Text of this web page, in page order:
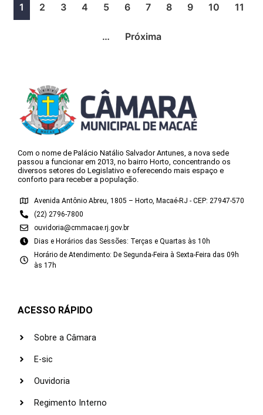
1 2 3 4 5 6 7 8 9 10 11
… Próxima
Com o nome de Palácio Natálio Salvador Antunes, a nova sede
passou a funcionar em 2013, no bairro Horto, concentrando os
diversos setores do Legislativo e oferecendo mais espaço e
conforto para receber a população.
Avenida Antônio Abreu, 1805 – Horto, Macaé-RJ - CEP: 27947-570
(22) 2796-7800
ouvidoria@cmmacae.rj.gov.br
Dias e Horários das Sessões: Terças e Quartas às 10h
Horário de Atendimento: De Segunda-Feira à Sexta-Feira das 09h
às 17h
ACESSO RÁPIDO
Sobre a Câmara
E-sic
Ouvidoria
Regimento Interno